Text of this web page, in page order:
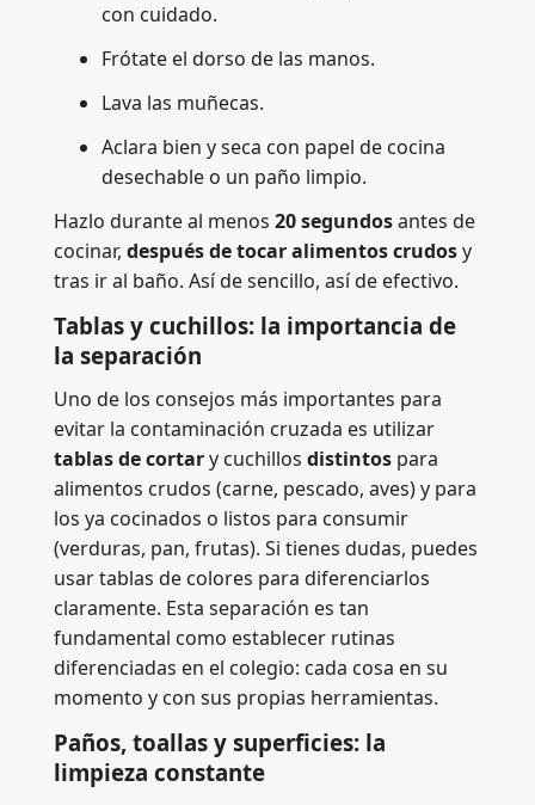
con cuidado.
Frótate el dorso de las manos.
Lava las muñecas.
Aclara bien y seca con papel de cocina
desechable o un paño limpio.
Hazlo durante al menos 20 segundosantes de
cocinar, después de tocar alimentos crudosy
tras ir al baño. Así de sencillo, así de efectivo.
Tablas y cuchillos: la importancia de
la separación
Uno de los consejos más importantes para
evitar la contaminación cruzada es utilizar
tablas de cortary cuchillos distintos para
alimentos crudos (carne, pescado, aves) y para
los ya cocinados o listos para consumir
(verduras, pan, frutas). Si tienes dudas, puedes
usar tablas de colores para diferenciarlos
claramente. Esta separación es tan
fundamental como establecer rutinas
diferenciadas en el colegio: cada cosa en su
momento y con sus propias herramientas.
Paños, toallas y superficies: la
limpieza constante